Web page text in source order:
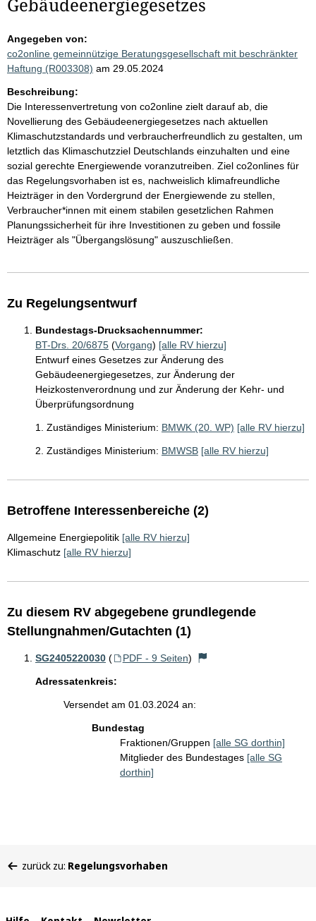
Angegeben von:
co2online gemeinnützige Beratungsgesellschaft mit beschränkter
Haftung (R003308) am 29.05.2024
Beschreibung:
Die Interessenvertretung von co2online zielt darauf ab, die
Novellierung des Gebäudeenergiegesetzes nach aktuellen
Klimaschutzstandards und verbraucherfreundlich zu gestalten, um
letztlich das Klimaschutzziel Deutschlands einzuhalten und eine
sozial gerechte Energiewende voranzutreiben. Ziel co2onlines für
das Regelungsvorhaben ist es, nachweislich klimafreundliche
Heizträger in den Vordergrund der Energiewende zu stellen,
Verbraucher*innen mit einem stabilen gesetzlichen Rahmen
Planungssicherheit für ihre Investitionen zu geben und fossile
Heizträger als "Übergangslösung" auszuschließen.
Zu Regelungsentwurf
Bundestags-Drucksachennummer:
BT-Drs. 20/6875 (Vorgang) [alle RV hierzu]
Entwurf eines Gesetzes zur Änderung des
Gebäudeenergiegesetzes, zur Änderung der
Heizkostenverordnung und zur Änderung der Kehr- und
Überprüfungsordnung
1. Zuständiges Ministerium: BMWK (20. WP) [alle RV hierzu]
2. Zuständiges Ministerium: BMWSB [alle RV hierzu]
Betroffene Interessenbereiche (2)
Allgemeine Energiepolitik [alle RV hierzu]
Klimaschutz [alle RV hierzu]
Zu diesem RV abgegebene grundlegende
Stellungnahmen/Gutachten (1)
SG2405220030 ( PDF - 9 Seiten)
Adressatenkreis:
Versendet am 01.03.2024 an:
Bundestag
Fraktionen/Gruppen [alle SG dorthin]
Mitglieder des Bundestages [alle SG
dorthin]
befinden
zurück zu: Regelungsvorhaben